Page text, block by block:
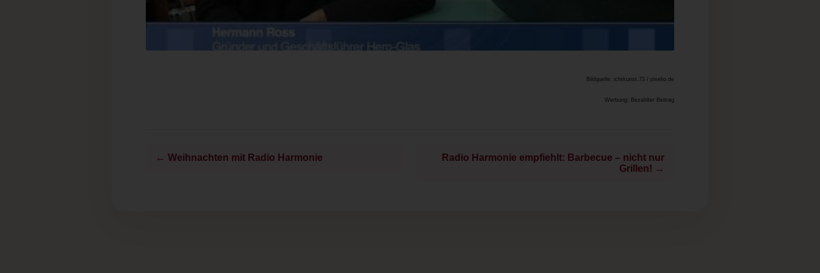
Bildquelle: ichtkunst.73 / pixelio.de
Werbung: Bezahlter Beitrag
← Weihnachten mit Radio Harmonie
Radio Harmonie empfiehlt: Barbecue – nicht nur
Grillen! →